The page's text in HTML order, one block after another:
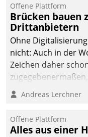
Offene Plattform
Brücken bauen
Drittanbietern
Ohne
nicht: Auch in der
Zeichen daher
Branchen.
Andreas Lerchner
Offene Plattform
Alles aus einer